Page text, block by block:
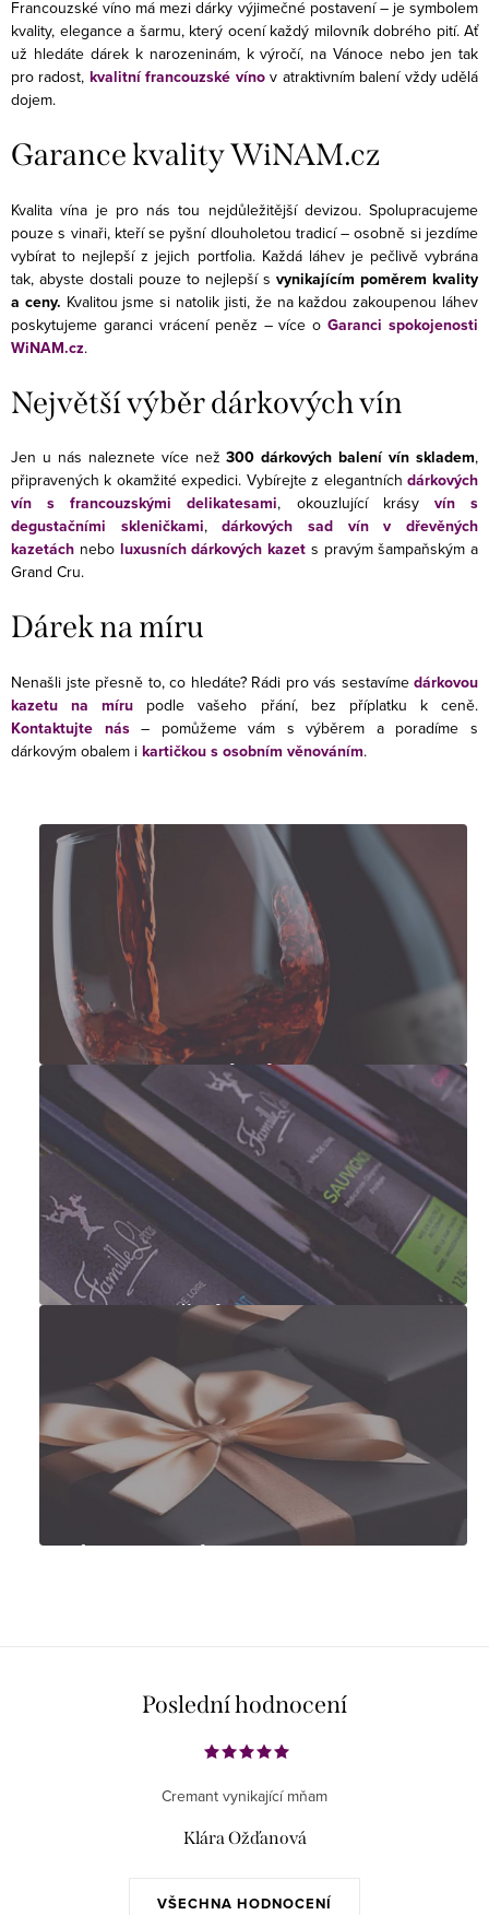
d
a
c
í
p
r
k
y
v
ý
p
s
Francouzské víno má mezi dárky výjimečné postavení – je symbolem
kvality, elegance a šarmu, který ocení každý milovník dobrého pití. Ať
už hledáte dárek k narozeninám, k výročí, na Vánoce nebo jen tak
pro radost, kvalitní francouzské vínov atraktivním balení vždy udělá
dojem.
Garance kvality WiNAM.cz
Kvalita vína je pro nás tou nejdůležitější devizou. Spolupracujeme
pouze s vinaři, kteří se pyšní dlouholetou tradicí – osobně si jezdíme
vybírat to nejlepší z jejich portfolia. Každá láhev je pečlivě vybrána
tak, abyste dostali pouze to nejlepší s vynikajícím poměrem kvality
a ceny. Kvalitou jsme si natolik jisti, že na každou zakoupenou láhev
poskytujeme garanci vrácení peněz – více oGaranci spokojenosti
WiNAM.cz.
Největší výběr dárkových vín
Jen u nás naleznete více než300 dárkových balení vín skladem,
připravených k okamžité expedici. Vybírejte z elegantních dárkových
vín s francouzskými delikatesami, okouzlující krásy vín s
degustačními skleničkami,dárkových sad vín v dřevěných
kazetách nebo luxusních dárkových kazet s pravým šampaňským a
Grand Cru.
Dárek na míru
Nenašli jste přesně to, co hledáte? Rádi pro vás sestavíme dárkovou
kazetu na míru podle vašeho přání, bez příplatku k ceně.
Kontaktujte nás– pomůžeme vám s výběrem a poradíme s
dárkovým obalem i kartičkou s osobním věnováním.
Francouzská vína
Degustační sady
Tipy na dárky
Poslední hodnocení
VŠECHNA HODNOCENÍ
Cremant vynikající mňam
Klára Ožďanová